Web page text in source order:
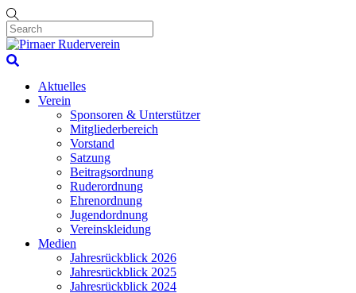
Skip
to
content
Menu
Aktuelles
Verein
Sponsoren & Unterstützer
Mitgliederbereich
Vorstand
Satzung
Beitragsordnung
Ruderordnung
Ehrenordnung
Jugendordnung
Vereinskleidung
Medien
Jahresrückblick 2026
Jahresrückblick 2025
Jahresrückblick 2024